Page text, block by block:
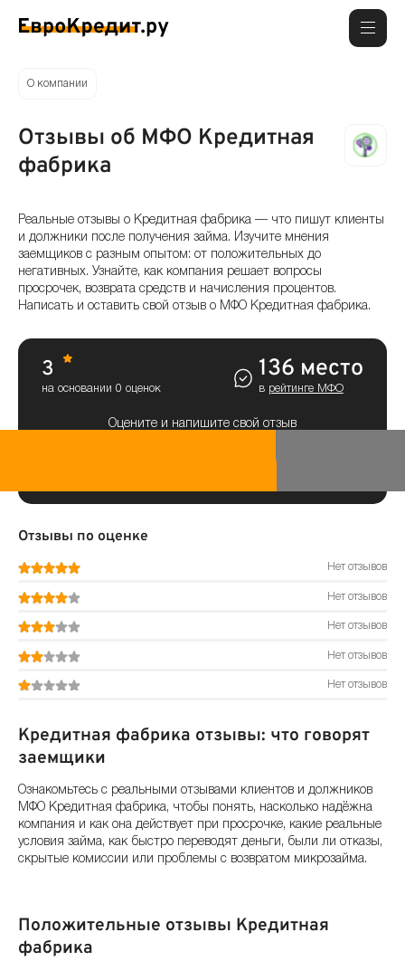
О компании
Отзывы об МФО Кредитная
фабрика
Реальные отзывы о Кредитная фабрика — что пишут клиенты
и должники после получения займа. Изучите мнения
заемщиков с разным опытом: от положительных до
негативных. Узнайте, как компания решает вопросы
просрочек, возврата средств и начисления процентов.
Написать и оставить свой отзыв о МФО Кредитная фабрика.
3
на основании 0 оценок
136 место
в рейтинге МФО
Оцените и напишите свой отзыв
Отзывы по оценке
Нет отзывов
Нет отзывов
Нет отзывов
Нет отзывов
Нет отзывов
Кредитная фабрика отзывы: что говорят
заемщики
Ознакомьтесь с реальными отзывами клиентов и должников
МФО Кредитная фабрика, чтобы понять, насколько надёжна
компания и как она действует при просрочке, какие реальные
условия займа, как быстро переводят деньги, были ли отказы,
скрытые комиссии или проблемы с возвратом микрозайма.
Положительные отзывы Кредитная
фабрика